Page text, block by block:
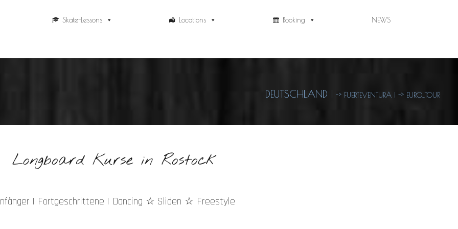
Skate-Lessons Locations Booking NEWS
DEUTSCHLAND | -> FUERTEVENTURA -> EURO_TOUR
Longboard Kurse in Rostock
| Fortgeschrittene | Dancing ☆ Sliden ☆ Freestyle